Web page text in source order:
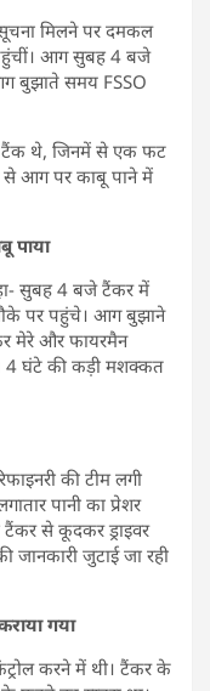
मिलने पर दमकल
पहुंचीं। आग सुबह 4 बजे
बुझाते समय FSSO
टैंक थे, जिनमें से एक फट
से आग पर काबू पाने में
पाया
सुबह 4 बजे टैंकर में
पर पहुंचे। आग बुझाने
मेरे और फायरमैन
4 घंटे की कड़ी मशक्कत
की टीम लगी
पानी का प्रेशर
से कूदकर ड्राइवर
जानकारी जुटाई जा रही
गया
करने में थी। टैंकर के